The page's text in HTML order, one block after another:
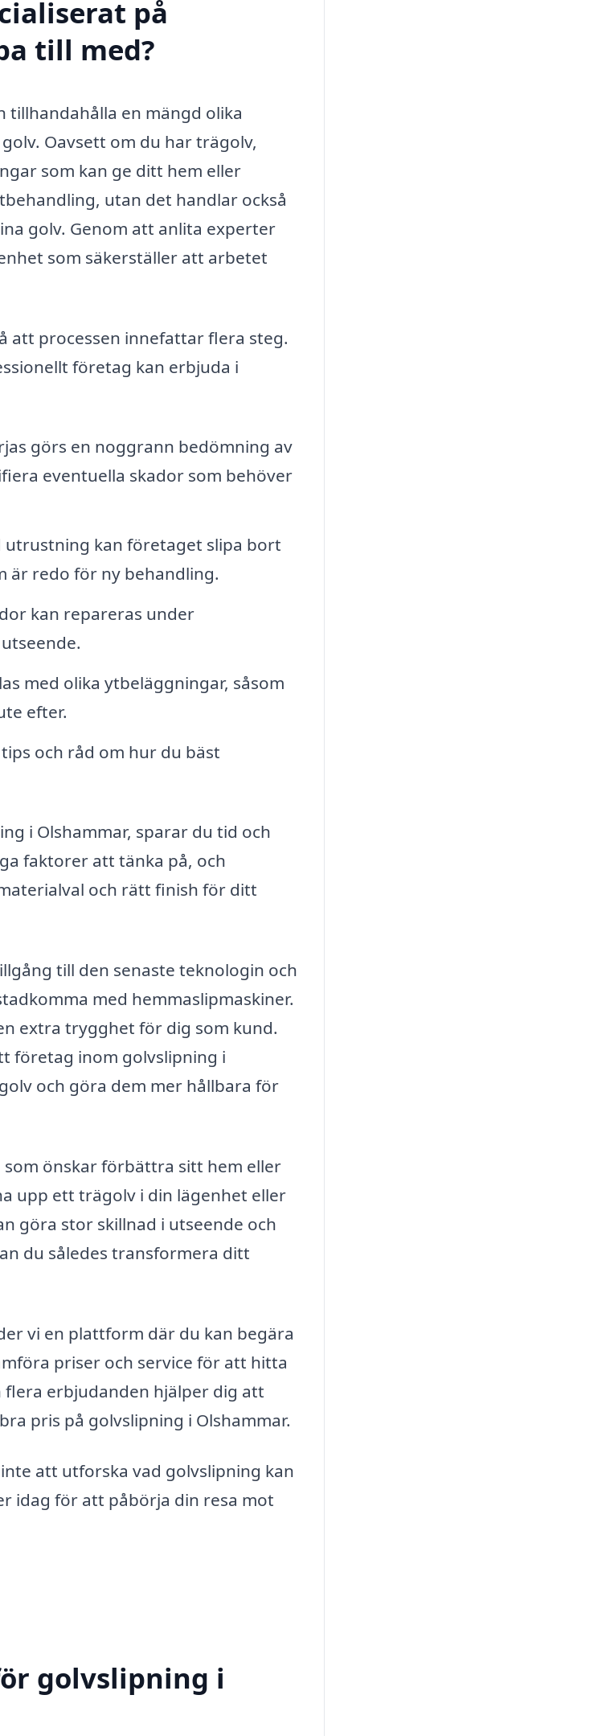
på
till med?
tillhandahålla en mängd olika
Oavsett om du har trägolv,
som kan ge ditt hem eller
utan det handlar också
golv. Genom att anlita experter
som säkerställer att arbetet
att processen innefattar flera steg.
företag kan erbjuda i
görs en noggrann bedömning av
eventuella skador som behöver
utrustning kan företaget slipa bort
är redo för ny behandling.
kan repareras under
med olika ytbeläggningar, såsom
efter.
och råd om hur du bäst
i Olshammar, sparar du tid och
faktorer att tänka på, och
och rätt finish för ditt
till den senaste teknologin och
med hemmaslipmaskiner.
extra trygghet för dig som kund.
företag inom golvslipning i
och göra dem mer hållbara för
önskar förbättra sitt hem eller
upp ett trägolv i din lägenhet eller
göra stor skillnad i utseende och
du således transformera ditt
vi en plattform där du kan begära
priser och service för att hitta
erbjudanden hjälper dig att
pris på golvslipning i Olshammar.
att utforska vad golvslipning kan
idag för att påbörja din resa mot
golvslipning i